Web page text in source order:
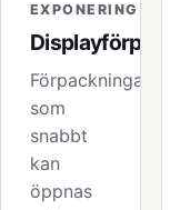
EXPONERING
Förpackningar
som
snabbt
kan
öppnas